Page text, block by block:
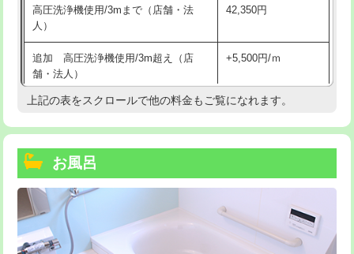
高圧洗浄機使用/3mまで（店舗・法
人）
42,350円
追加 高圧洗浄機使用/3m超え（店
舗・法人）
+5,500円/ｍ
高度高圧洗浄換 現地調査
トーラー機使用/3mまで
追加トーラー機使用/3m超え
カメラ調査 33,000円
上記の表をスクロールで他の料金もご覧になれます。
お風呂